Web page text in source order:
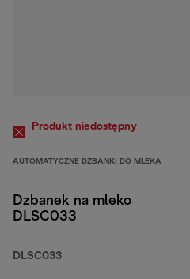
Produkt niedostępny
AUTOMATYCZNE DZBANKI DO MLEKA
Dzbanek na mleko
DLSC033
DLSC033